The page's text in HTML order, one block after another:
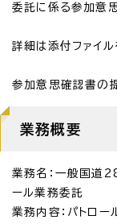
委託に係る参加意
詳細は添付ファイル
参加意思確認書
業務概要
業務名：一般国道
ール業務委託
業務内容：パトロ